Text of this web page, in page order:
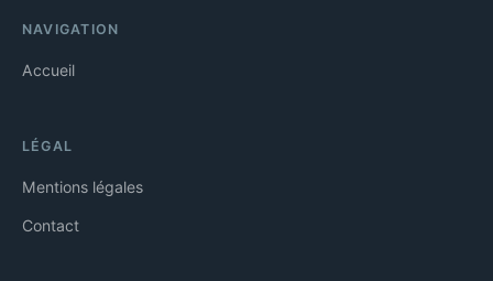
NAVIGATION
Accueil
LÉGAL
Mentions légales
Contact